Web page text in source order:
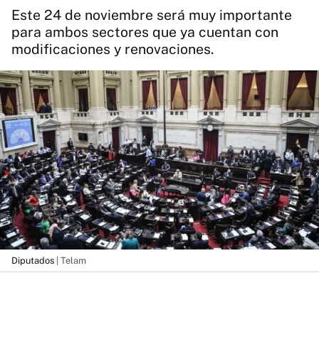
Business
Noticias
Exitoina
Gaming
Vivo
Diario del Juicio
Este 24 de noviembre será muy importante
para ambos sectores que ya cuentan con
modificaciones y renovaciones.
Diputados | Telam